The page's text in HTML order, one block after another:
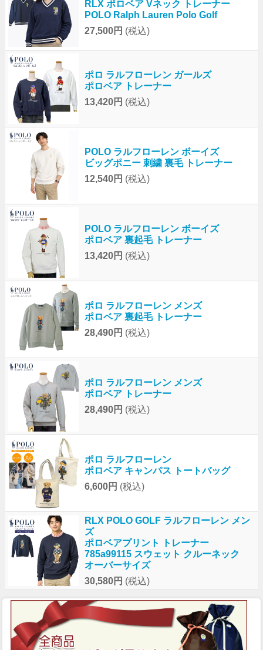
RLX ポロベア Vネック トレーナー
POLO Ralph Lauren Polo Golf
27,500円 (税込)
ポロ ラルフローレン ガールズ
ポロベア トレーナー
13,420円 (税込)
POLO ラルフローレン ボーイズ
ビッグポニー 刺繍 裏毛 トレーナー
12,540円 (税込)
POLO ラルフローレン ボーイズ
ポロベア 裏起毛 トレーナー
13,420円 (税込)
ポロ ラルフローレン メンズ
ポロベア 裏起毛 トレーナー
28,490円 (税込)
ポロ ラルフローレン メンズ
ポロベア トレーナー
28,490円 (税込)
ポロ ラルフローレン
ポロベア キャンパス トートバッグ
6,600円 (税込)
RLX POLO GOLF ラルフローレン メン
ズ
ポロベアプリント トレーナー
785a99115 スウェット クルーネック
オーバーサイズ
30,580円 (税込)